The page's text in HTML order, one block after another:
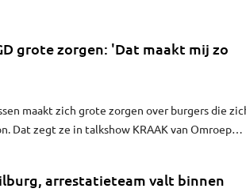
grote zorgen: 'Dat maakt mij zo
maakt zich grote zorgen over burgers die
Dat zegt ze in talkshow KRAAK van Omroep
arrestatieteam valt binnen